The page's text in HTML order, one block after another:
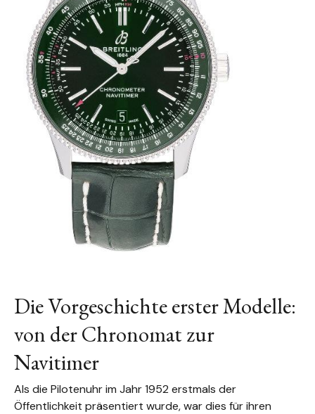
Die Vorgeschichte erster Modelle:
von der Chronomat zur
Navitimer
Als die Pilotenuhr im Jahr 1952 erstmals der
Öffentlichkeit präsentiert wurde, war dies für ihren